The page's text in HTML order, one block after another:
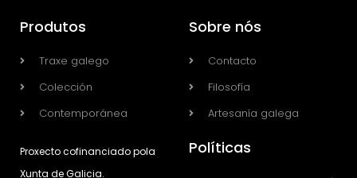
Produtos
Traxe galego
Colección
Contemporánea
Sobre nós
Contacto
Filosofía
Artesanía galega
Proxecto cofinanciado pola
Xunta de Galicia.
Políticas